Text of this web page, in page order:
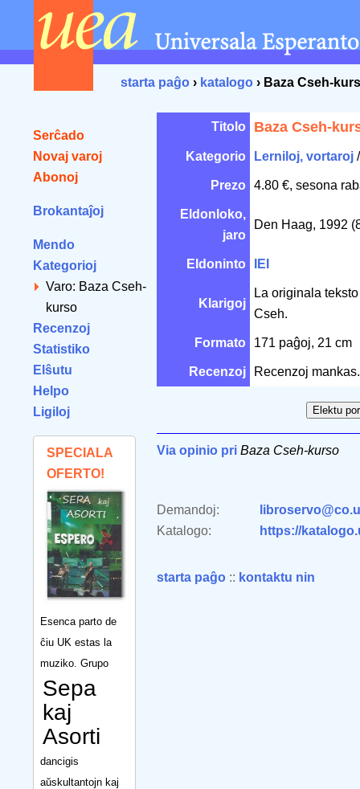
starta paĝo › katalogo › Baza Cseh-
Serĉado
Novaj varoj
Abonoj
Brokantaĵoj
Mendo
Kategorioj
Varo: Baza Cseh-
kurso
Recenzoj
Statistiko
Elŝutu
Helpo
Ligiloj
SPECIALA
OFERTO!
Esenca parto de
ĉiu UK estas la
muziko. Grupo
Sepa
kaj
Asorti
dancigis
aŭskultantojn kaj
Titolo Baza Cseh-
Kategorio Lerniloj, vortaroj
Prezo 4.80 €, sesona
Eldonloko,
jaro
Den Haag, 1992
Eldoninto IEI
Klarigoj
La originala
Cseh.
Formato 171 paĝoj, 21 cm
Recenzoj Recenzoj mankas.
Via opinio pri Baza Cseh-kurso
Demandoj:
Katalogo:
https://
starta paĝo :: kontaktu nin